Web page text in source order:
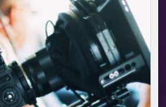
SEVEN.ONE
MEDIA
STARTET
SENDERÜBERGREIFENDES
WERBEFORMAT
ALL21
ROADBLOCKING